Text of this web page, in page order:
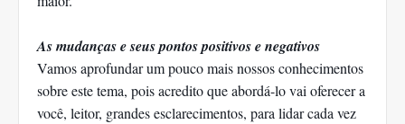
As mudanças e seus pontos positivos e negativos
Vamos aprofundar um pouco mais nossos conhecimentos
sobre este tema, pois acredito que abordá-lo vai oferecer a
você, leitor, grandes esclarecimentos, para lidar cada vez